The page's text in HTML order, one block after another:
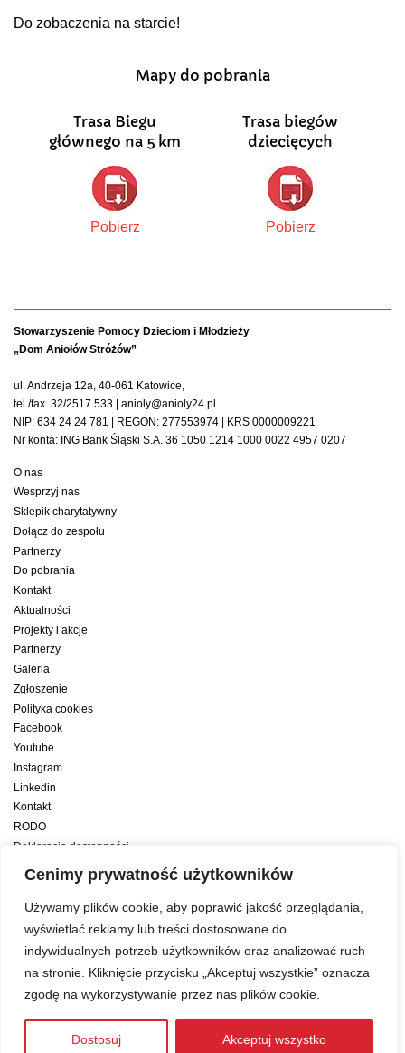
Cenimy prywatność użytkowników
Używamy plików cookie, aby poprawić jakość przeglądania,
wyświetlać reklamy lub treści dostosowane do
indywidualnych potrzeb użytkowników oraz analizować ruch
na stronie. Kliknięcie przycisku „Akceptuj wszystkie” oznacza
zgodę na wykorzystywanie przez nas plików cookie.
Dostosuj Akceptuj wszystko
Do zobaczenia na starcie!
Mapy do pobrania
Trasa Biegu
głównego na 5 km
Pobierz
Trasa biegów
dziecięcych
Pobierz
Stowarzyszenie Pomocy Dzieciom i Młodzieży
„Dom Aniołów Stróżów”
ul. Andrzeja 12a, 40-061 Katowice,
tel./fax. 32/2517 533 | anioly@anioly24.pl
NIP: 634 24 24 781 | REGON: 277553974 | KRS 0000009221
Nr konta: ING Bank Śląski S.A. 36 1050 1214 1000 0022 4957 0207
O nas
Wesprzyj nas
Sklepik charytatywny
Dołącz do zespołu
Partnerzy
Do pobrania
Kontakt
Aktualności
Projekty i akcje
Partnerzy
Galeria
Zgłoszenie
Polityka cookies
Facebook
Youtube
Instagram
Linkedin
Kontakt
RODO
Deklaracja dostępności
Deklaracja dostępności cyfrowej
konsultanta amerykańskiego programu zarządzania przez cele Best